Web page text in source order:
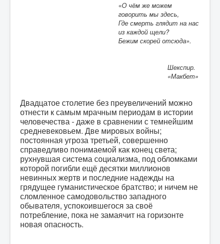
«О чём же можем
говорить мы здесь,
Где смерть глядит на нас
из каждой щели?
Бежим скорей отсюда».
Шекспир.
«Макбет»
Двадцатое столетие без преувеличений можно
отнести к самым мрачным периодам в истории
человечества - даже в сравнении с темнейшим
средневековьем. Две мировых войны;
постоянная угроза третьей, совершенно
справедливо понимаемой как конец света;
рухнувшая система социализма, под обломками
которой погибли ещё десятки миллионов
невинных жертв и последние надежды на
грядущее гуманистическое братство; и ничем не
сломленное самодовольство западного
обывателя, успокоившегося за своё
потребление, пока не замаячит на горизонте
новая опасность.